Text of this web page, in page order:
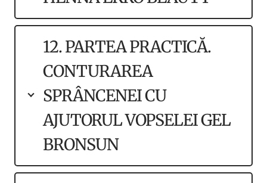
12. PARTEA PRACTICĂ.
CONTURAREA
SPRÂNCENEI CU
AJUTORUL VOPSELEI GEL
BRONSUN